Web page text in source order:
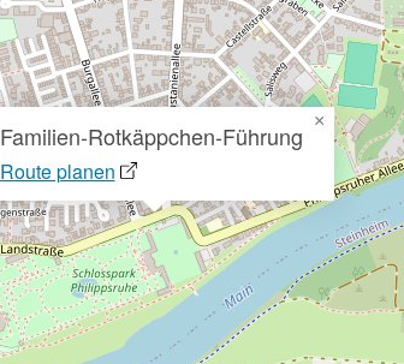
Familien-Rotkäppchen-Führung
Route planen
×